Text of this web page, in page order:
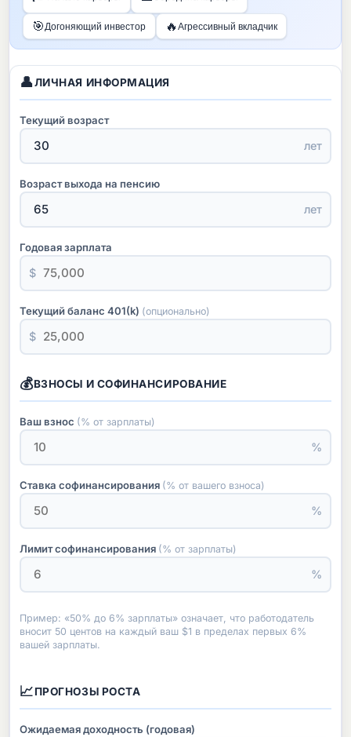
🎯Догоняющий инвестор 🔥 Агрессивный вкладчик
👤ЛИЧНАЯ ИНФОРМАЦИЯ
Текущий возраст
лет
Возраст выхода на пенсию
лет
Годовая зарплата
$
Текущий баланс 401(k) (опционально)
$
💰ВЗНОСЫ И СОФИНАНСИРОВАНИЕ
Ваш взнос (% от зарплаты)
%
Ставка софинансирования (% от вашего взноса)
%
Лимит софинансирования (% от зарплаты)
%
Пример: «50% до 6% зарплаты» означает, что работодатель
вносит 50 центов на каждый ваш $1 в пределах первых 6%
вашей зарплаты.
📈ПРОГНОЗЫ РОСТА
Ожидаемая доходность (годовая)